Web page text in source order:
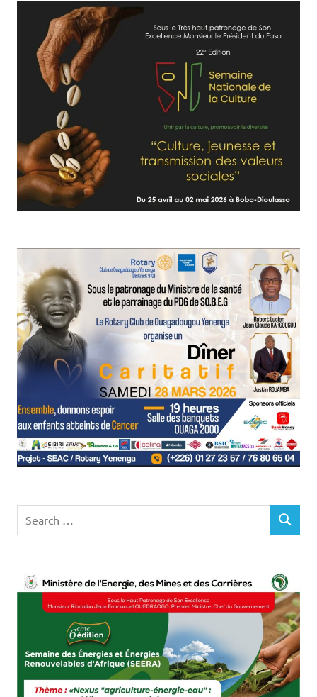
for:
SEARCH